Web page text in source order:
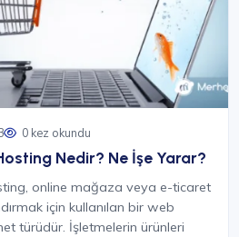
0 kez okundu
Nedir? Ne İşe Yarar?
online mağaza veya e-ticaret
için kullanılan bir web
türüdür. İşletmelerin ürünleri